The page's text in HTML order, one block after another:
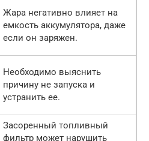
Жара негативно влияет на
емкость аккумулятора, даже
если он заряжен.
Необходимо выяснить
причину не запуска и
устранить ее.
Засоренный топливный
фильтр может нарушить